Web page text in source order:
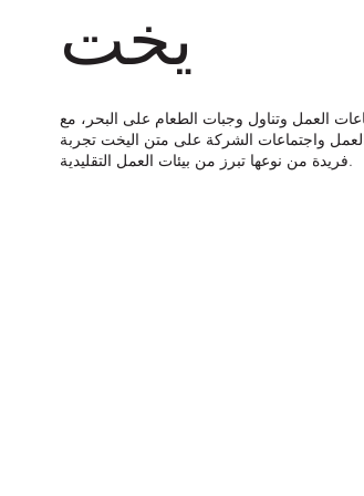
يخت
العمل وتناول وجبات الطعام على البحر، مع
واجتماعات الشركة على متن اليخت تجربة
فريدة من نوعها تبرز من بيئات العمل التقليدية.